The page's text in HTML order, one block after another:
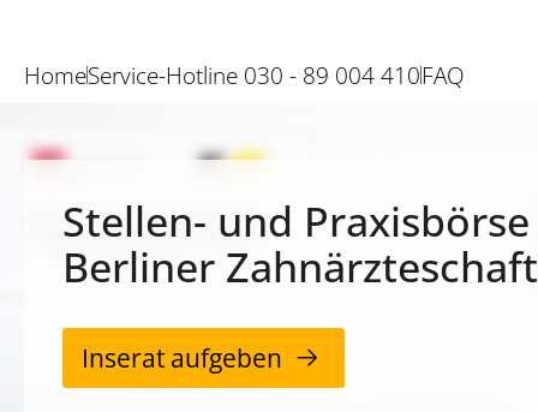
HomeService-Hotline 030 - 89 004 410FAQ
Stellen- und
Berliner Zahnärzteschaft
Inserat aufgeben